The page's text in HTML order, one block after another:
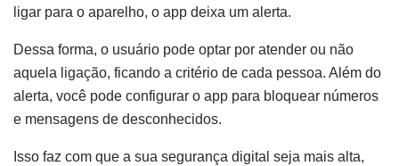
ligar para o aparelho, o app deixa um alerta.
Dessa forma, o usuário pode optar por atender ou não
aquela ligação, ficando a critério de cada pessoa. Além do
alerta, você pode configurar o app para bloquear números
e mensagens de desconhecidos.
Isso faz com que a sua segurança digital seja mais alta,